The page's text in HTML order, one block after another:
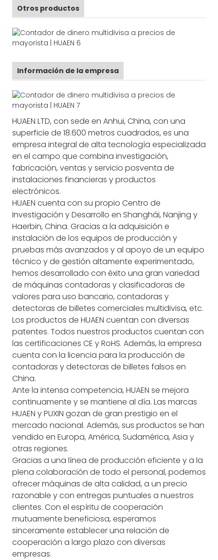
Otros productos
Información de la empresa
HUAEN LTD, con sede en Anhui, China, con una
superficie de 18.600 metros cuadrados, es una
empresa integral de alta tecnología especializada
en el campo que combina investigación,
fabricación, ventas y servicio posventa de
instalaciones financieras y productos
electrónicos.
HUAEN cuenta con su propio Centro de
Investigación y Desarrollo en Shanghái, Nanjing y
Haerbin, China. Gracias a la adquisición e
instalación de los equipos de producción y
pruebas más avanzados y al apoyo de un equipo
técnico y de gestión altamente experimentado,
hemos desarrollado con éxito una gran variedad
de máquinas contadoras y clasificadoras de
valores para uso bancario, contadoras y
detectoras de billetes comerciales multidivisa, etc.
Los productos de HUAEN cuentan con diversas
patentes. Todos nuestros productos cuentan con
las certificaciones CE y RoHS. Además, la empresa
cuenta con la licencia para la producción de
contadoras y detectoras de billetes falsos en
China.
Ante la intensa competencia, HUAEN se mejora
continuamente y se mantiene al día. Las marcas
HUAEN y PUXIN gozan de gran prestigio en el
mercado nacional. Además, sus productos se han
vendido en Europa, América, Sudamérica, Asia y
otras regiones.
Gracias a una línea de producción eficiente y a la
plena colaboración de todo el personal, podemos
ofrecer máquinas de alta calidad, a un precio
razonable y con entregas puntuales a nuestros
clientes. Con el espíritu de cooperación
mutuamente beneficiosa, esperamos
sinceramente establecer una relación de
cooperación a largo plazo con diversas
empresas.